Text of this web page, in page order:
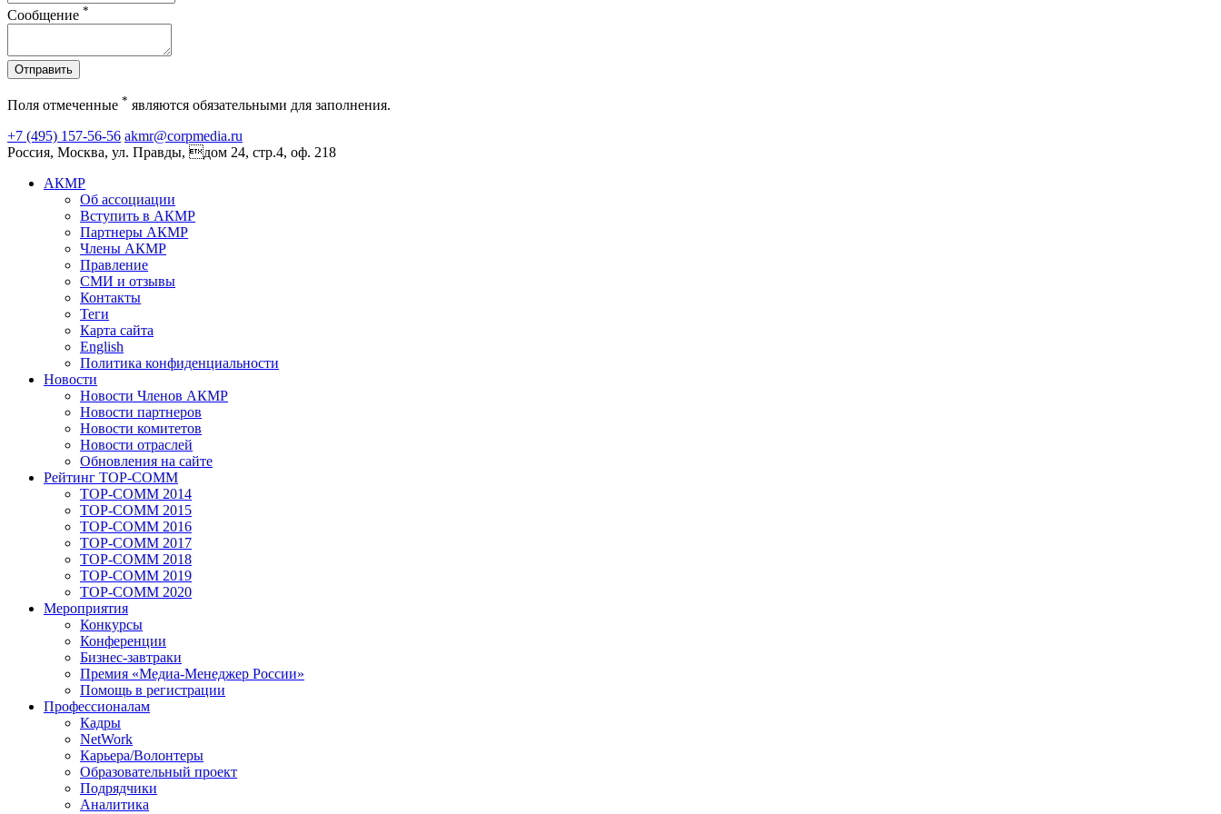
Сообщение *
Отправить
Поля отмеченные * являются обязательными для заполнения.
+7 (495) 157-56-56 akmr@corpmedia.ru
Россия, Москва, ул. Правды, дом 24, стр.4, оф. 218
АКМР
Об ассоциации
Вступить в АКМР
Партнеры АКМР
Члены АКМР
Правление
СМИ и отзывы
Контакты
Теги
Карта сайта
English
Политика конфиденциальности
Новости
Новости Членов АКМР
Новости партнеров
Новости комитетов
Новости отраслей
Обновления на сайте
Рейтинг TOP-COMM
TOP-COMM 2014
TOP-COMM 2015
TOP-COMM 2016
TOP-COMM 2017
TOP-COMM 2018
TOP-COMM 2019
TOP-COMM 2020
Мероприятия
Конкурсы
Конференции
Бизнес-завтраки
Премия «Медиа-Менеджер России»
Помощь в регистрации
Профессионалам
Кадры
NetWork
Карьера/Волонтеры
Образовательный проект
Подрядчики
Аналитика